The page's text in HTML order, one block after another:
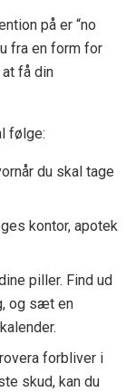
på er “no
fra en form for
få din
følge:
du skal tage
kontor, apotek
piller. Find ud
og sæt en
forbliver i
skud, kan du